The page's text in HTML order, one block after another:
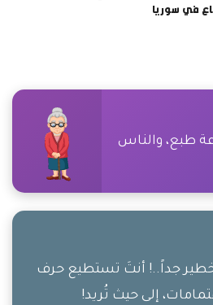
في سوريا
طبع، والناس
خطير جداً..! أنتَ تستطيع حرف
إلى حيث تُريد!